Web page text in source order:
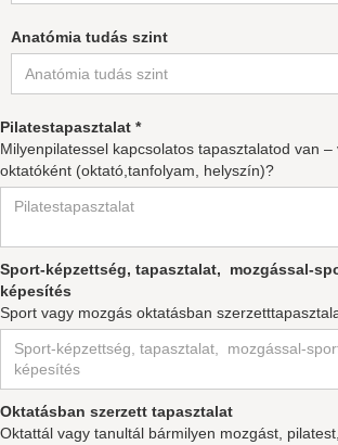
Anatómia tudás szint
Pilatestapasztalat *
Milyenpilatessel kapcsolatos tapasztalatod van
oktatóként (oktató,tanfolyam, helyszín)?
Sport-képzettség, tapasztalat, mozgással-
képesítés
Sport vagy mozgás oktatásban
Oktatásban szerzett tapasztalat
Oktattál vagy tanultál bármilyen mozgást,